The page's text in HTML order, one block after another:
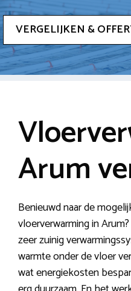
VERGELIJKEN &
Arum
Benieuwd naar de
vloerverwarming in
zeer zuinig
warmte onder de vloer
wat energiekosten